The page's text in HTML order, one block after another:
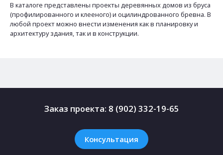
В каталоге представлены проекты деревянных домов из бруса
(профилированного и клееного) и оцилиндрованного бревна. В
любой проект можно внести изменения как в планировку и
архитектуру здания, так и в конструкции.
Заказ проекта: 8 (902) 332-19-65
Консультация